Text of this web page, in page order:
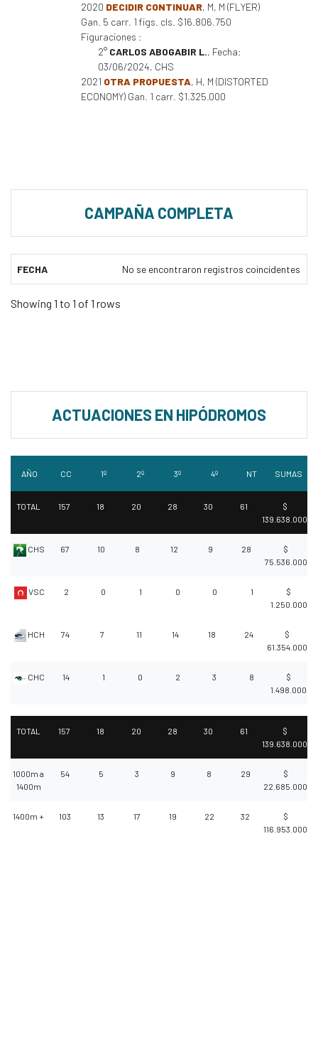
2020 DECIDIR CONTINUAR, M, M (FLYER)
Gan. 5 carr. 1 figs. cls. $16.806.750
Figuraciones :
2° CARLOS ABOGABIR L., Fecha:
03/06/2024, CHS
2021 OTRA PROPUESTA, H, M (DISTORTED
ECONOMY) Gan. 1 carr. $1.325.000
CAMPAÑA COMPLETA
FECHA No se encontraron registros coincidentes
Showing 1 to 1 of 1 rows
ACTUACIONES EN HIPÓDROMOS
AÑO CC 1º 2º 3º 4º NT SUMAS
TOTAL 157 18 20 28 30 61
$
139.638.000
CHS 67 10 8 12 9 28
$
75.536.000
VSC 2 0 1 0 0 1
$
1.250.000
HCH 74 7 11 14 18 24
$
61.354.000
CHC 14 1 0 2 3 8
$
1.498.000
TOTAL 157 18 20 28 30 61
$
139.638.000
1000m a
1400m
54 5 3 9 8 29
$
22.685.000
1400m + 103 13 17 19 22 32
$
116.953.000